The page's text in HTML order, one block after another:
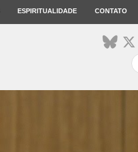
ESPIRITUALIDADE CONTATO